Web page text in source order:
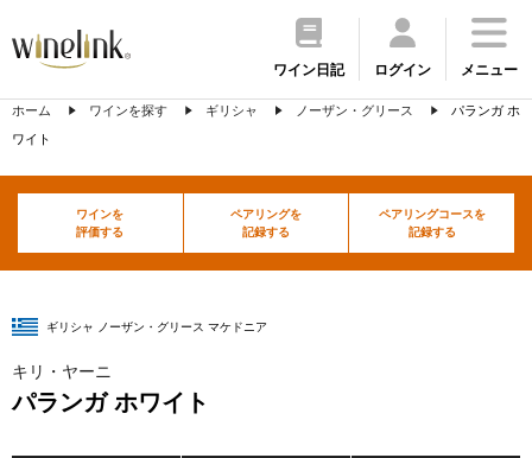
ワイン日記 ログイン メニュー
ホーム ワインを探す ギリシャ ノーザン・グリース
パランガ ホ
ワイト
ワインを
評価する
ペアリングを
記録する
ペアリングコースを
記録する
ギリシャ ノーザン・グリース マケドニア
キリ・ヤーニ
パランガ ホワイト